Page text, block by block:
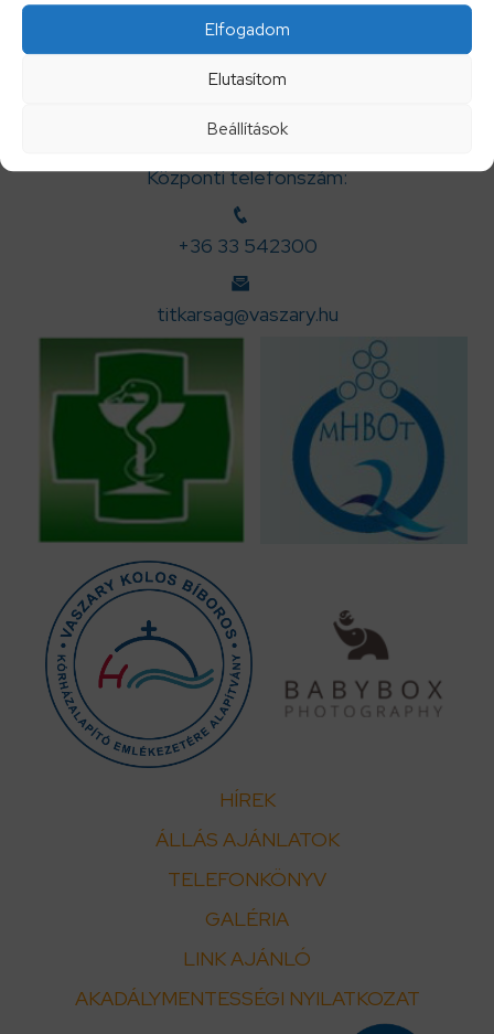
Elfogadom
Elutasítom
Beállítások
Központi telefonszám:
+36 33 542300
titkarsag@vaszary.hu
HÍREK
ÁLLÁS AJÁNLATOK
TELEFONKÖNYV
GALÉRIA
LINK AJÁNLÓ
AKADÁLYMENTESSÉGI NYILATKOZAT